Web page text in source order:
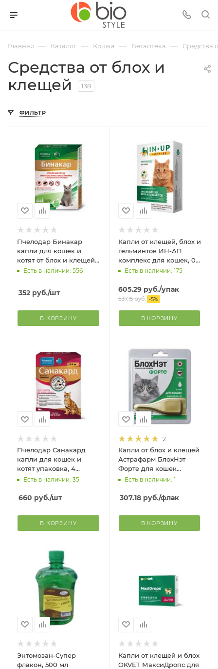
Главная — Каталог — Кошка — Ветаптека — Средства
Средства от блох и
клещей
138
ФИЛЬТР
Пчелодар Бинакар
капли для кошек и
котят от блох и клещей
4 пип. по 0,4 мл.
Есть в наличии: 556
352 руб./шт
В КОРЗИНУ
Капли от клещей, блох и
гельминтов ИН-АП
комплекс для кошек, 0,5
мл монодоза 2 пипетки
Есть в наличии: 175
605.29руб./упак
637.15руб. -5%
В КОРЗИНУ
Пчелодар Санакард
капли для кошек и
котят упаковка, 4
пипетки
Есть в наличии: 35
660 руб./шт
В КОРЗИНУ
2
Капли от блох и клещей
Астрафарм БлохНэт
Форте для кошек
пипетка, 0,5 мл
Есть в наличии: 1
307.18руб./флак
В КОРЗИНУ
Энтомозан-Супер
флакон, 500 мл
Капли от клещей и блох
OKVET МаксиДропс для